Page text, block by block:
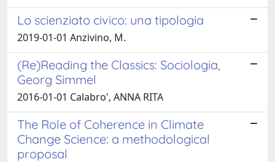
Lo scienziato civico: una tipologia
2019-01-01 Anzivino, M.
(Re)Reading the Classics: Sociologia,
Georg Simmel
2016-01-01 Calabro', ANNA RITA
The Role of Coherence in Climate
Change Science: a methodological
proposal